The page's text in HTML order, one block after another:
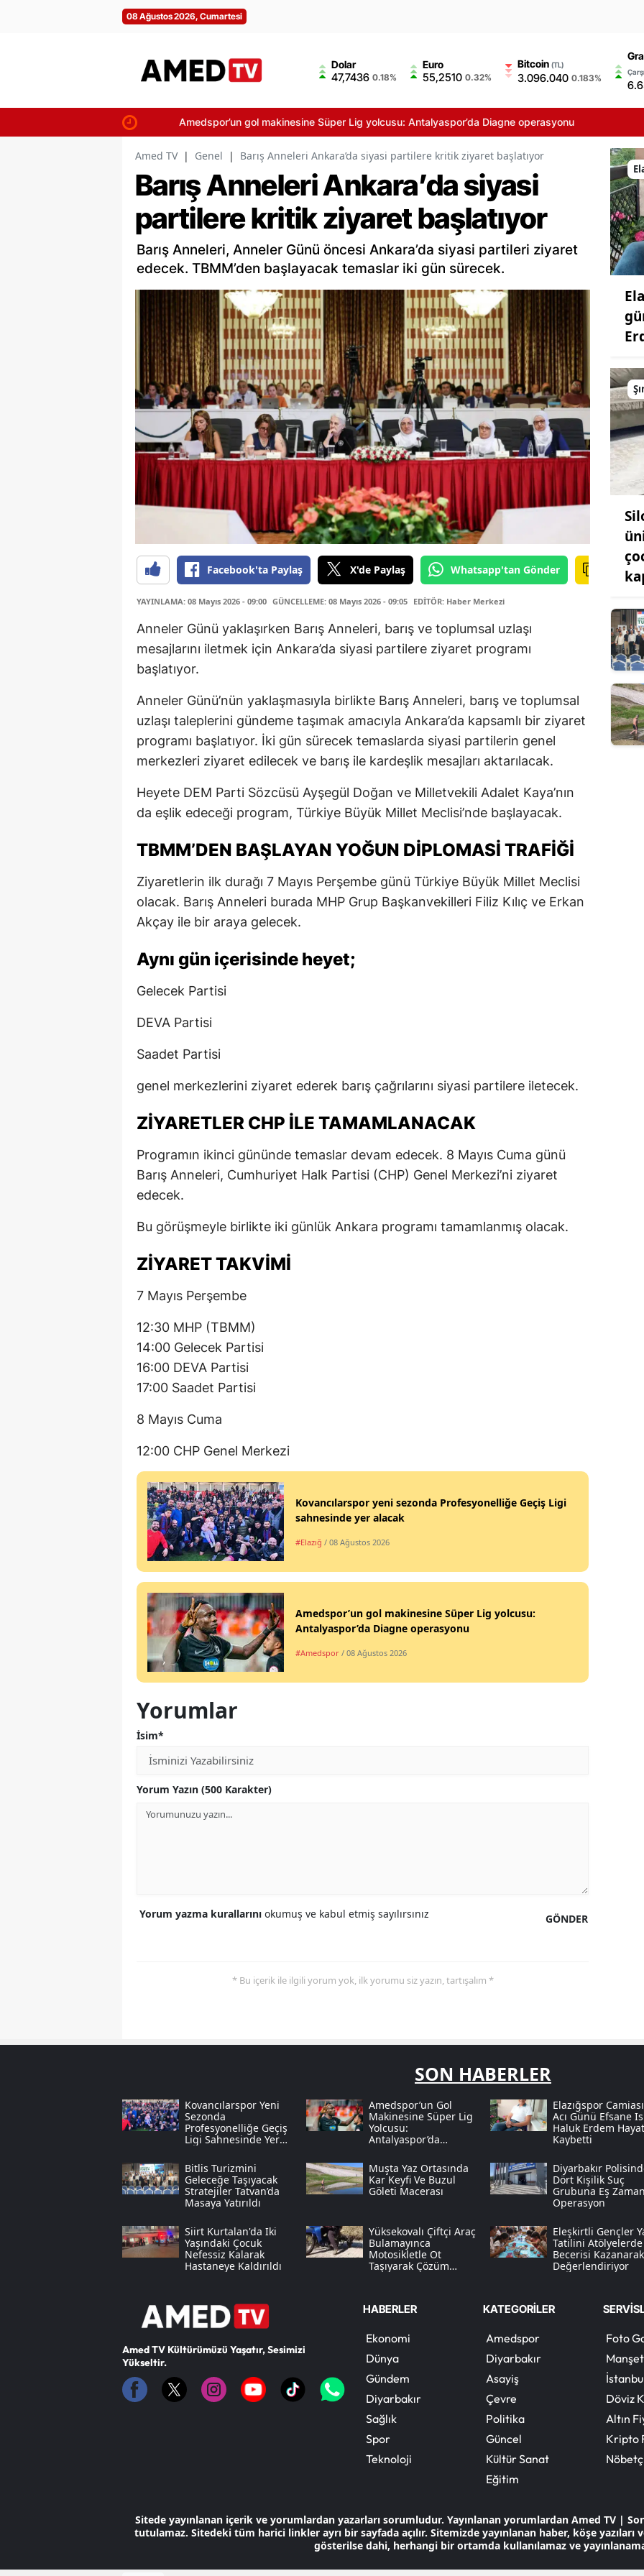
08 Ağustos 2026, Cumartesi
Dolar
47,7436 0.18%
Euro
55,2510 0.32%
Bitcoin(TL)
3.096.040 0.183%
Amedspor’un gol makinesine Süper Lig yolcusu: Antalyaspor’da Diagne operasyonu
Amed TV | Genel | Barış Anneleri Ankara’da siyasi partilere kritik ziyaret başlatıyor
Barış Anneleri Ankara’da siyasi
partilere kritik ziyaret başlatıyor
Barış Anneleri, Anneler Günü öncesi Ankara’da siyasi partileri ziyaret
edecek. TBMM’den başlayacak temaslar iki gün sürecek.
Facebook'ta Paylaş X'de Paylaş Whatsapp'tan Gönder
YAYINLAMA: 08 Mayıs 2026 - 09:00 GÜNCELLEME: 08 Mayıs 2026 - 09:05 EDİTÖR: Haber Merkezi
Anneler Günü yaklaşırken Barış Anneleri, barış ve toplumsal uzlaşı
mesajlarını iletmek için Ankara’da siyasi partilere ziyaret programı
başlatıyor.
Anneler Günü’nün yaklaşmasıyla birlikte Barış Anneleri, barış ve toplumsal
uzlaşı taleplerini gündeme taşımak amacıyla Ankara’da kapsamlı bir ziyaret
programı başlatıyor. İki gün sürecek temaslarda siyasi partilerin genel
merkezleri ziyaret edilecek ve barış ile kardeşlik mesajları aktarılacak.
Heyete DEM Parti Sözcüsü Ayşegül Doğan ve Milletvekili Adalet Kaya’nın
da eşlik edeceği program, Türkiye Büyük Millet Meclisi’nde başlayacak.
TBMM’DEN BAŞLAYAN YOĞUN DİPLOMASİ TRAFİĞİ
Ziyaretlerin ilk durağı 7 Mayıs Perşembe günü Türkiye Büyük Millet Meclisi
olacak. Barış Anneleri burada MHP Grup Başkanvekilleri Filiz Kılıç ve Erkan
Akçay ile bir araya gelecek.
Aynı gün içerisinde heyet;
Gelecek Partisi
DEVA Partisi
Saadet Partisi
genel merkezlerini ziyaret ederek barış çağrılarını siyasi partilere iletecek.
ZİYARETLER CHP İLE TAMAMLANACAK
Programın ikinci gününde temaslar devam edecek. 8 Mayıs Cuma günü
Barış Anneleri, Cumhuriyet Halk Partisi (CHP) Genel Merkezi’ni ziyaret
edecek.
Bu görüşmeyle birlikte iki günlük Ankara programı tamamlanmış olacak.
ZİYARET TAKVİMİ
7 Mayıs Perşembe
12:30 MHP (TBMM)
14:00 Gelecek Partisi
16:00 DEVA Partisi
17:00 Saadet Partisi
8 Mayıs Cuma
12:00 CHP Genel Merkezi
Kovancılarspor yeni sezonda Profesyonelliğe Geçiş Ligi
sahnesinde yer alacak
#Elazığ / 08 Ağustos 2026
Amedspor’un gol makinesine Süper Lig yolcusu:
Antalyaspor’da Diagne operasyonu
#Amedspor / 08 Ağustos 2026
Yorumlar
İsim*
Yorum Yazın (500 Karakter)
GÖNDER
Yorum yazma kurallarını okumuş ve kabul etmiş sayılırsınız
* Bu içerik ile ilgili yorum yok, ilk yorumu siz yazın, tartışalım *
SON HABERLER
Kovancılarspor Yeni
Sezonda
Profesyonelliğe Geçiş
Ligi Sahnesinde Yer
Amedspor’un Gol
Makinesine Süper Lig
Yolcusu:
Antalyaspor’da
Elazığspor
Acı Günü Efsane
Haluk Erdem
Kaybetti
Bitlis Turizmini
Geleceğe Taşıyacak
Stratejiler Tatvan’da
Masaya Yatırıldı
Muşta Yaz Ortasında
Kar Keyfi Ve Buzul
Göleti Macerası
Diyarbakır
Dört Kişilik Suç
Grubuna Eş
Operasyon
Siirt Kurtalan'da Iki
Yaşındaki Çocuk
Nefessiz Kalarak
Hastaneye Kaldırıldı
Yüksekovalı Çiftçi Araç
Bulamayınca
Motosikletle Ot
Taşıyarak Çözüm
Eleşkirtli Gençler
Tatilini Atölyelerde
Becerisi Kazanarak
Değerlendiriyor
Amed TV Kültürümüzü Yaşatır, Sesimizi
Yükseltir.
HABERLER
Ekonomi
Dünya
Gündem
Diyarbakır
Sağlık
Spor
Teknoloji
KATEGORİLER
Amedspor
Diyarbakır
Asayiş
Çevre
Politika
Güncel
Kültür Sanat
Eğitim
Foto
Döviz
Altın
Kripto
Sitede yayınlanan içerik ve yorumlardan yazarları sorumludur. Yayınlanan yorumlardan Amed TV |
tutulamaz. Sitedeki tüm harici linkler ayrı bir sayfada açılır. Sitemizde yayınlanan haber, köşe yazıları
gösterilse dahi, herhangi bir ortamda kullanılamaz ve